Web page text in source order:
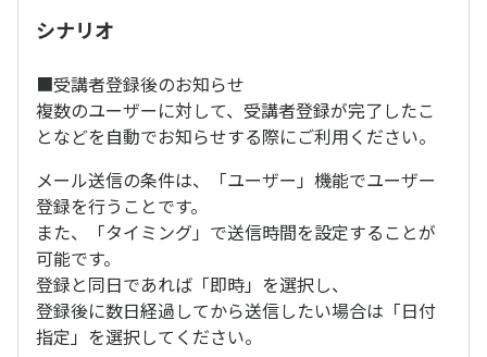
シナリオ
■受講者登録後のお知らせ
複数のユーザーに対して、受講者登録が完了したこ
となどを自動でお知らせする際にご利用ください。
メール送信の条件は、「ユーザー」機能でユーザー
登録を行うことです。
また、「タイミング」で送信時間を設定することが
可能です。
登録と同日であれば「即時」を選択し、
登録後に数日経過してから送信したい場合は「日付
指定」を選択してください。